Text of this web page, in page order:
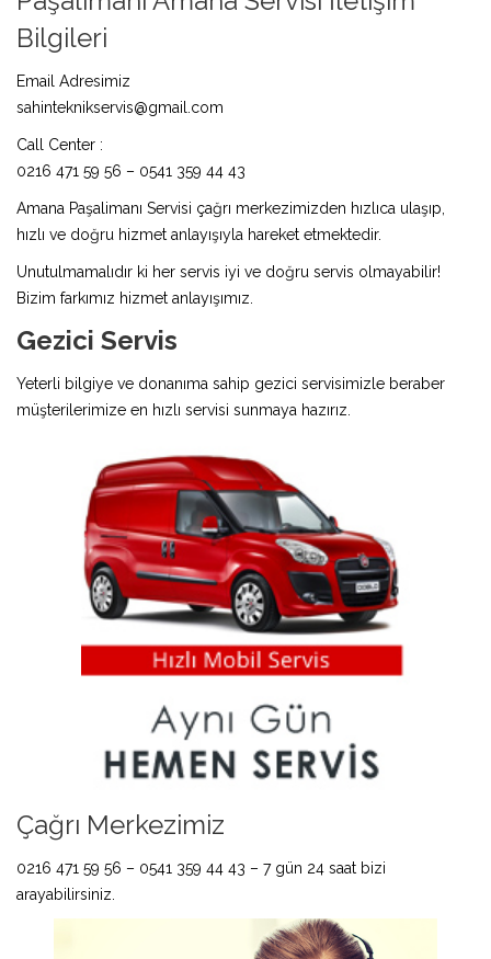
Bilgileri
Email Adresimiz
sahinteknikservis@gmail.com
Call Center :
0216 471 59 56 – 0541 359 44 43
Amana Paşalimanı Servisi çağrı merkezimizden hızlıca ulaşıp,
hızlı ve doğru hizmet anlayışıyla hareket etmektedir.
Unutulmamalıdır ki her servis iyi ve doğru servis olmayabilir!
Bizim farkımız hizmet anlayışımız.
Gezici Servis
Yeterli bilgiye ve donanıma sahip gezici servisimizle beraber
müşterilerimize en hızlı servisi sunmaya hazırız.
Çağrı Merkezimiz
0216 471 59 56 – 0541 359 44 43 – 7 gün 24 saat bizi
arayabilirsiniz.